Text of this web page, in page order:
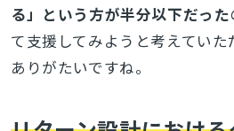
る」という方が半分以下だった
て支援してみようと考えてい
ありがたいですね。